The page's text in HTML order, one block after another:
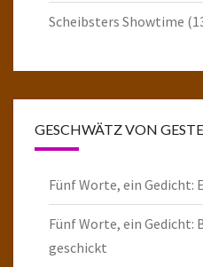
Scheibsters Showtime
GESCHWÄTZ VON
Fünf Worte, ein Gedicht:
Fünf Worte, ein Gedicht:
geschickt